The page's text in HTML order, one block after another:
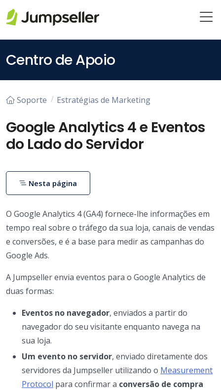
Centro de Apoio
Soporte Estratégias de Marketing
Google Analytics 4 e Eventos
do Lado do Servidor
O Google Analytics 4 (GA4) fornece-lhe informações em
tempo real sobre o tráfego da sua loja, canais de vendas
e conversões, e é a base para medir as campanhas do
Google Ads.
A Jumpseller envia eventos para o Google Analytics de
duas formas:
Eventos no navegador, enviados a partir do
navegador do seu visitante enquanto navega na
sua loja.
Um evento no servidor, enviado diretamente dos
servidores da Jumpseller utilizando o Measurement
Protocol para confirmar a conversão de compra
Nesta página